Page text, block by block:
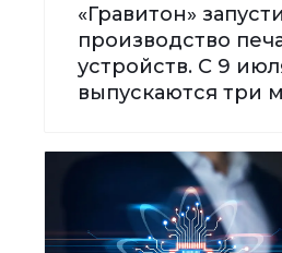
«Гравитон»
производство
устройств. С 9
выпускаются три